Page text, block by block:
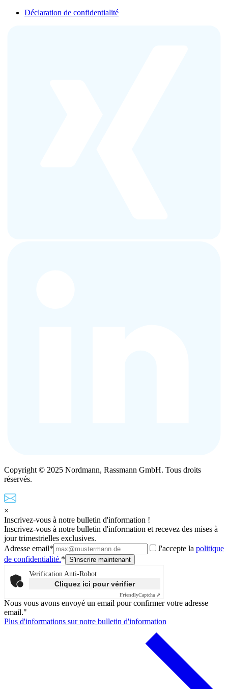
Déclaration de confidentialité
Copyright © 2025 Nordmann, Rassmann GmbH. Tous droits
réservés.
×
Inscrivez-vous à notre bulletin d'information !
Inscrivez-vous à notre bulletin d'information et recevez des mises à
jour trimestrielles exclusives.
Adresse email*
J'accepte la politique
de confidentialité.*
Verification Anti-Robot
Cliquez ici pour vérifier
FriendlyCaptcha ⇗
Nous vous avons envoyé un email pour confirmer votre adresse
email."
Plus d'informations sur notre bulletin d'information